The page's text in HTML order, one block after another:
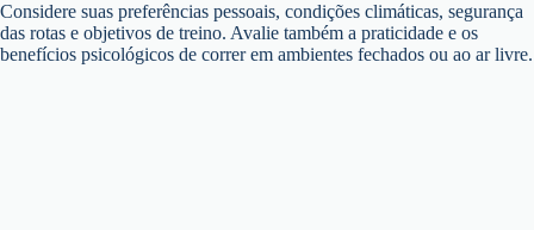
Considere suas preferências pessoais, condições climáticas, segurança
das rotas e objetivos de treino. Avalie também a praticidade e os
benefícios psicológicos de correr em ambientes fechados ou ao ar livre.